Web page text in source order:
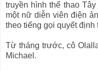
truyền hình thể thao
một nữ diễn viên điện
theo tiếng gọi quyết định
Từ tháng trước, cô
Michael.